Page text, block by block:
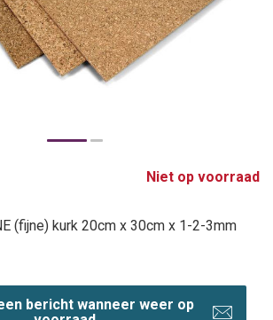
Niet op voorraad
(fijne) kurk 20cm x 30cm x 1-2-3mm
bericht wanneer weer op